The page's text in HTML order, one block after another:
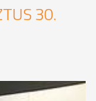
30.